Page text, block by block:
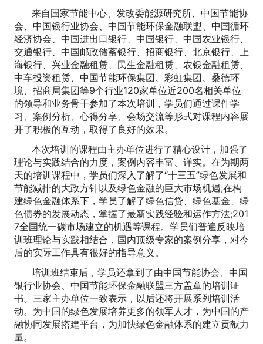
来自国家节能中心、发改委能源研究所、中国节能协
会、中国银行业协会、中国节能环保金融联盟、中国循环
经济协会、中国进出口银行、中国银行、中国农业银行、
交通银行、中国邮政储蓄银行、招商银行、北京银行、上
海银行、兴业金融租赁、民生金融租赁、农银金融租赁、
中车投资租赁、中国节能环保集团、彩虹集团、桑德环
境、招商局集团等9个行业120家单位近200名相关单位
的领导和业务骨干参加了本次培训，学员们通过课件学
习、案例分析、心得分享、会场交流等形式对课程内容展
开了积极的互动，取得了良好的效果。
本次培训的课程由主办单位进行了精心设计，加强了
理论与实践结合的力度，案例内容丰富、详实。在为期两
天的培训课程中，学员们深入了解了“十三五”绿色发展和
节能减排的大政方针以及绿色金融的巨大市场机遇;在构
建绿色金融体系下，学员了解了绿色信贷、绿色基金、绿
色债券的发展动态，掌握了最新实践经验和运作方法;201
7全国统一碳市场建立的机遇等课程。学员们普遍反映培
训班理论与实践相结合，国内顶级专家的案例分享，对今
后的实际工作具有很好的指导意义。
培训班结束后，学员还拿到了由中国节能协会、中国
银行业协会、中国节能环保金融联盟三方盖章的培训证
书。三家主办单位一致表示，以后还将开展系列培训活
动。为中国的绿色发展培养更多的领军人才，为中国的产
融协同发展搭建平台，为加快绿色金融体系的建立贡献力
量。